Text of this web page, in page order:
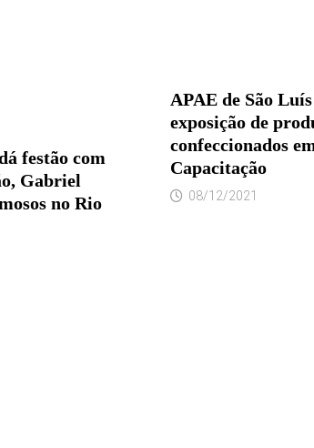
festão com
Gabriel
no Rio
APAE de São
exposição de
confeccionados
Capacitação
08/12/2021